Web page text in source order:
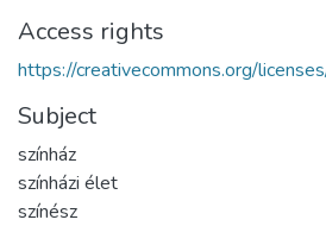
Access rights
https://creativecommons.org/
Subject
színház
színházi élet
színész